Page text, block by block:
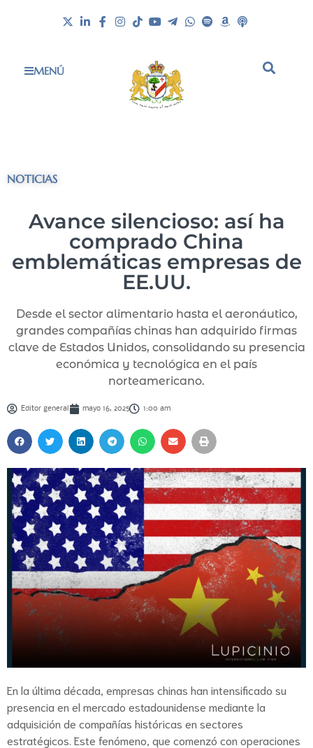
MENÚ
NOTICIAS
Avance silencioso: así ha
comprado China
emblemáticas empresas de
EE.UU.
Desde el sector alimentario hasta el aeronáutico,
grandes compañías chinas han adquirido firmas
clave de Estados Unidos, consolidando su presencia
económica y tecnológica en el país
norteamericano.
Editor general mayo 16, 2025 1:00 am
En la última década, empresas chinas han intensificado su
presencia en el mercado estadounidense mediante la
adquisición de compañías históricas en sectores
estratégicos. Este fenómeno, que comenzó con operaciones